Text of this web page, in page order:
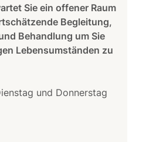
Sie ein offener Raum
Begleitung,
Behandlung um Sie
Lebensumständen zu
und Donnerstag